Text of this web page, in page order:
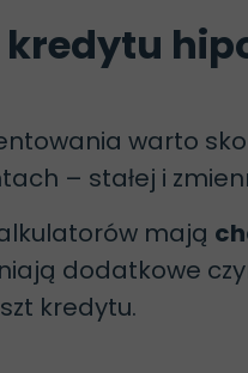
warto
– stałej i
mają
dodatkowe
kredytu.